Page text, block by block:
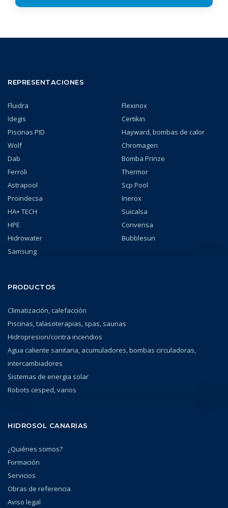
REPRESENTACIONES
Fluidra
Flexinox
Idegis
Certikin
Piscinas PID
Hayward, bombas de calor
Wolf
Chromagen
Dab
Bomba Prinze
Ferroli
Thermor
Astrapool
Scp Pool
Proindecsa
Inerox
HA+ TECH
Suicalsa
HPE
Convensa
Hidrowater
Bubblesun
Samsung
PRODUCTOS
Climatización, calefacción
Piscinas, talasoterapias, spas, saunas
Hidropresion/contra incendios
Agua caliente sanitaria, acumuladores, bombas circuladoras,
intercambiadores
Sistemas de energia solar
Robots cesped, varios
HIDROSOL CANARIAS
¿Quiénes somos?
Formación
Servicios
Obras de referencia
Aviso legal